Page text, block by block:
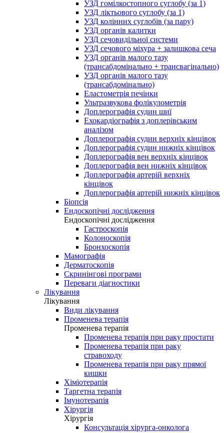
УЗД гомілкостопного суглобу (за 1)
УЗД ліктьового суглобу (за 1)
УЗД колінних суглобів (за пару)
УЗД органів калитки
УЗД сечовидільної системи
УЗД сечового міхура + залишкова сеча
УЗД органів малого тазу
(трансабдомінально + трансвагінально)
УЗД органів малого тазу
(трансабдомінально)
Еластометрія печінки
Ультразвукова фолікулометрія
Доплерографія судин шиї
Ехокардіографія з доплерівським
аналізом
Доплерографія судин верхніх кінцівок
Доплерографія судин нижніх кінцівок
Доплерографія вен верхніх кінцівок
Доплерографія вен нижніх кінцівок
Доплерографія артерій верхніх
кінцівок
Доплерографія артерій нижніх кінцівок
Біопсія
Ендоскопічні дослідження
Ендоскопічні дослідження
Гастроскопія
Колоноскопія
Бронхоскопія
Мамографія
Дерматоскопія
Скринінгові програми
Переваги діагностики
Лікування
Лікування
Види лікування
Променева терапія
Променева терапія
Променева терапія при раку простати
Променева терапія при раку
стравоходу
Променева терапія при раку прямої
кишки
Хіміотерапія
Таргетна терапія
Імунотерапія
Хірургія
Хірургія
Консультація хірурга-онколога